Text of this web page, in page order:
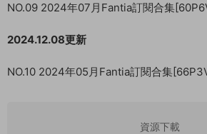
NO.09 2024年07月Fantia訂閱合集
2024.12.08更新
NO.10 2024年05月Fantia訂閱合集
資源下載